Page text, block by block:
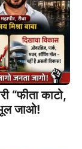
“फीता काटो,
जाओ!